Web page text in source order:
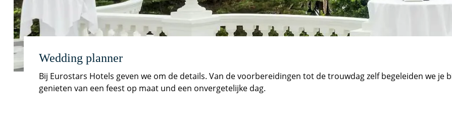
Wedding planner
Bij Eurostars Hotels geven we om de details. Van de voorbereidingen tot de trouwdag zelf begeleiden we
genieten van een feest op maat und een onvergetelijke dag.